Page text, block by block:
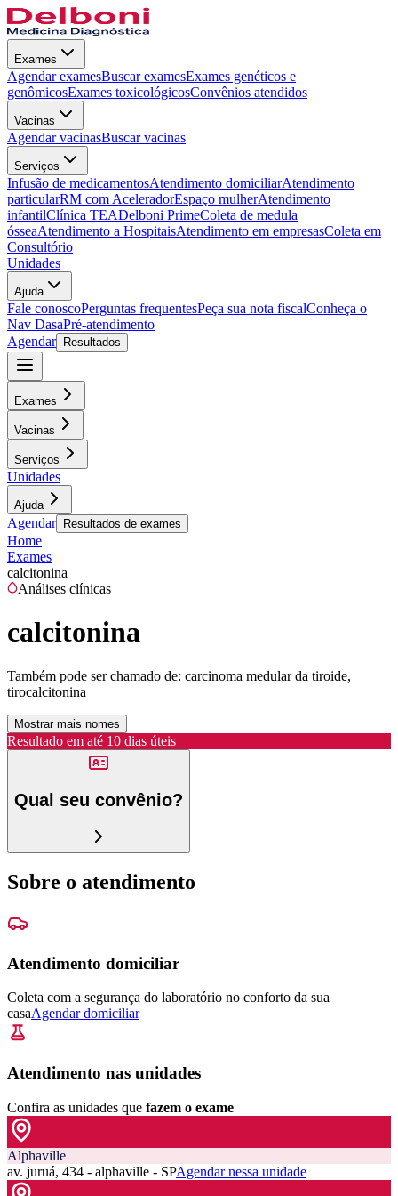
Exames
Agendar examesBuscar examesExames genéticos e
genômicosExames toxicológicosConvênios atendidos
Vacinas
Agendar vacinasBuscar vacinas
Serviços
Infusão de medicamentosAtendimento domiciliarAtendimento
particularRM com AceleradorEspaço mulherAtendimento
infantilClínica TEADelboni PrimeColeta de medula
ósseaAtendimento a HospitaisAtendimento em empresasColeta em
Consultório
Unidades
Ajuda
Fale conoscoPerguntas frequentesPeça sua nota fiscalConheça o
Nav DasaPré-atendimento
Agendar
Resultados
Exames
Vacinas
Serviços
Unidades
Ajuda
Agendar Resultados de exames
Home
Exames
calcitonina
Análises clínicas
calcitonina
Também pode ser chamado de: carcinoma medular da tiroide,
tirocalcitonina
Mostrar mais nomes
Resultado em até 10 dias úteis
Qual seu convênio?
Sobre o atendimento
Atendimento domiciliar
Coleta com a segurança do laboratório no conforto da sua
casaAgendar domiciliar
Atendimento nas unidades
Confira as unidades que fazem o exame
Alphaville
av. juruá, 434 - alphaville - SPAgendar nessa unidade